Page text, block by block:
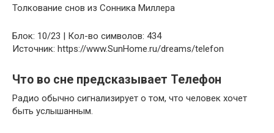
Толкование снов из Сонника Миллера
Блок: 10/23 | Кол-во символов: 434
Источник: https://www.SunHome.ru/dreams/telefon
Что во сне предсказывает Телефон
Радио обычно сигнализирует о том, что человек хочет
быть услышанным.